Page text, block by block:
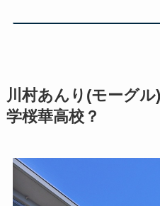
川村あんり(モーグ
学桜華高校？